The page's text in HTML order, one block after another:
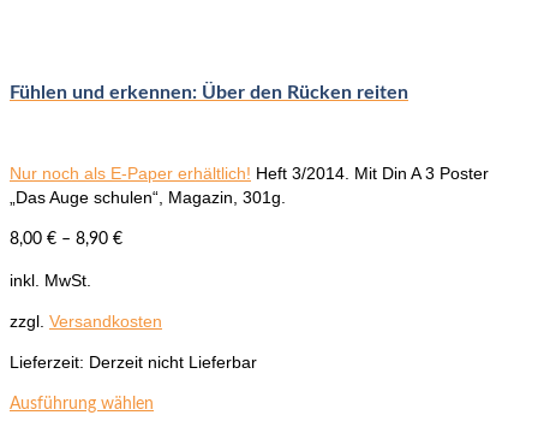
Fühlen und erkennen: Über den Rücken reiten
Nur noch als E-Paper erhältlich! Heft 3/2014. Mit Din A 3 Poster
„Das Auge schulen“, Magazin, 301g.
8,00 € – 8,90 €
inkl. MwSt.
zzgl. Versandkosten
Lieferzeit: Derzeit nicht Lieferbar
Ausführung wählen